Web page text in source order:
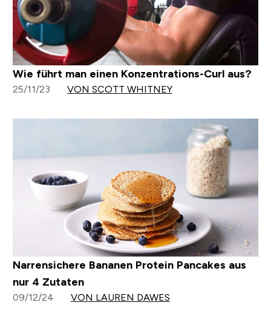
Wie führt man einen Konzentrations-Curl aus?
25/11/23 VON SCOTT WHITNEY
Narrensichere Bananen Protein Pancakes aus
nur 4 Zutaten
09/12/24 VON LAUREN DAWES